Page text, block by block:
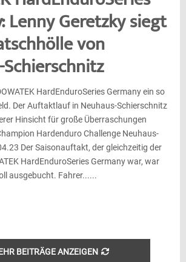
Lenny Geretzky siegt
von
HardEnduroSeries Germany ein so
Der Auftaktlauf in Neuhaus-Schierschnitz
Hinsicht für große Überraschungen
Hardenduro Challenge Neuhaus-
Der Saisonauftakt, der gleichzeitig der
HardEnduroSeries Germany war, war
ausgebucht. Fahrer......
BEITRÄGE ANZEIGEN